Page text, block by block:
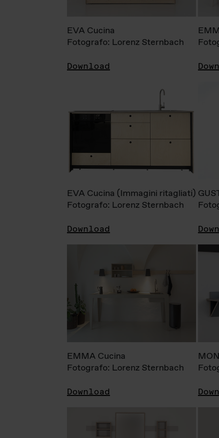
EVA Cucina
Fotografo: Lorenz Sternbach
Download
EVA Cucina (Immagini ritagliati)
Fotografo: Lorenz Sternbach
Download
EMMA Cucina
Fotografo: Lorenz Sternbach
Download